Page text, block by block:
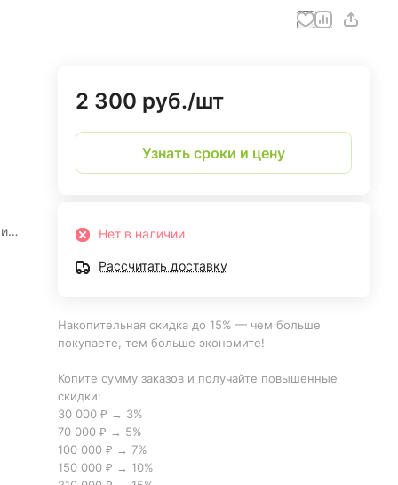
на
2 300 руб./шт
Узнать сроки и цену
Нет в наличии
Рассчитать доставку
Накопительная скидка до 15% — чем больше
покупаете, тем больше экономите!
Копите сумму заказов и получайте повышенные
скидки:
30 000 ₽ → 3%
70 000 ₽ → 5%
100 000 ₽ → 7%
150 000 ₽ → 10%